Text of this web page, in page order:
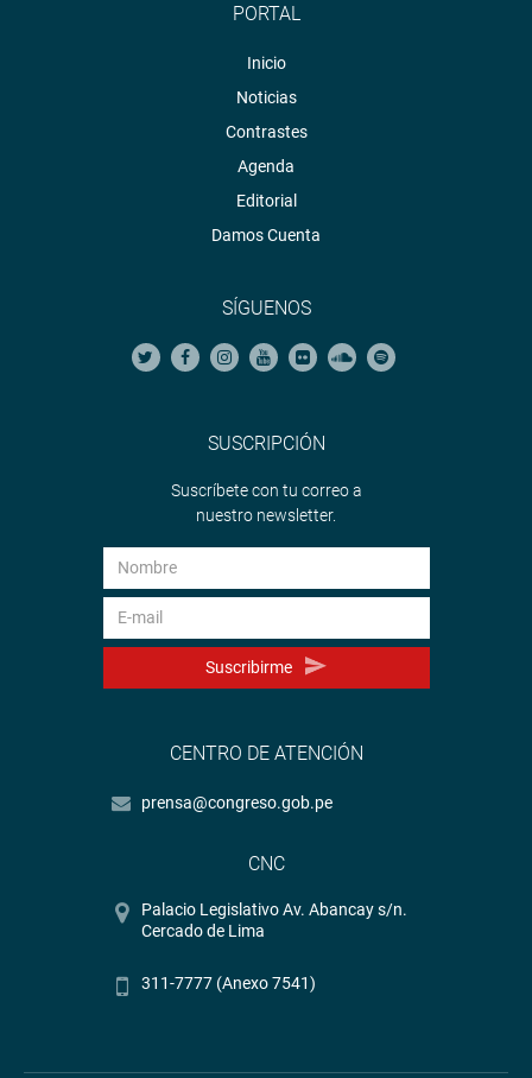
PORTAL
Inicio
Noticias
Contrastes
Agenda
Editorial
Damos Cuenta
SÍGUENOS
SUSCRIPCIÓN
Suscríbete con tu correo a
nuestro newsletter.
Suscribirme
CENTRO DE ATENCIÓN
prensa@congreso.gob.pe
CNC
Palacio Legislativo Av. Abancay s/n.
Cercado de Lima
311-7777 (Anexo 7541)